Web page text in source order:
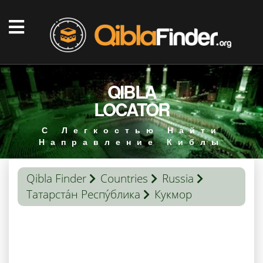
QIBLA
LOCATOR
С Легкостью Найти
Направление Киблы
Qibla Finder Countries
Russia
Татарста́н Респу́блика
Кукмор